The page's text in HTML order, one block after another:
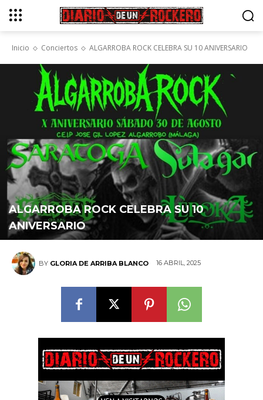
Inicio Conciertos ALGARROBA ROCK CELEBRA SU 10 ANIVERSARIO
ALGARROBA ROCK CELEBRA SU 10
ANIVERSARIO
BY GLORIA DE ARRIBA BLANCO 16 ABRIL, 2025